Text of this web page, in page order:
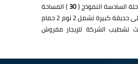
السادسة النموذج (30) المساحة
شرقي تطل على حديقة كبيرة تشمل 2 نوم 2 حمام
تشطيب الشركة للإيجار مفروش